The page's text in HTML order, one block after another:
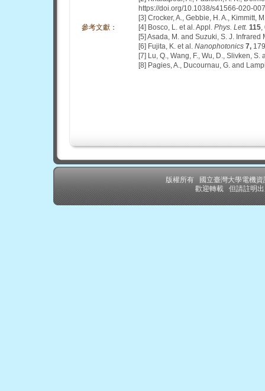
參考文獻：
https://doi.org/10.1038/s41566-020-
[3] Crocker, A., Gebbie, H. A., Kimmitt,
[4] Bosco, L. et al. Appl. Phys. Lett. 115
[5] Asada, M. and Suzuki, S. J. Infrared
[6] Fujita, K. et al. Nanophotonics 7,
[7] Lu, Q., Wang, F., Wu, D., Slivken,
[8] Pagies, A., Ducournau, G. and
版權所有 國立臺灣大學電機
歡迎轉載 但請註明